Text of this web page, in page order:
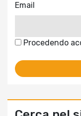
Email
Procedendo